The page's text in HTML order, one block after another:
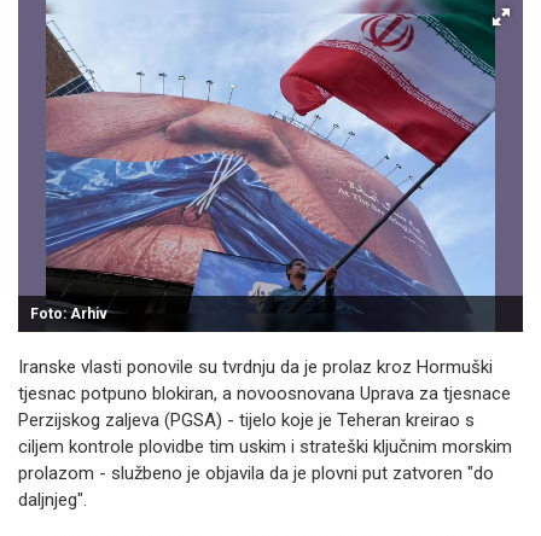
Foto: Arhiv
Iranske vlasti ponovile su tvrdnju da je prolaz kroz Hormuški
tjesnac potpuno blokiran, a novoosnovana Uprava za tjesnace
Perzijskog zaljeva (PGSA) - tijelo koje je Teheran kreirao s
ciljem kontrole plovidbe tim uskim i strateški ključnim morskim
prolazom - službeno je objavila da je plovni put zatvoren "do
daljnjeg".